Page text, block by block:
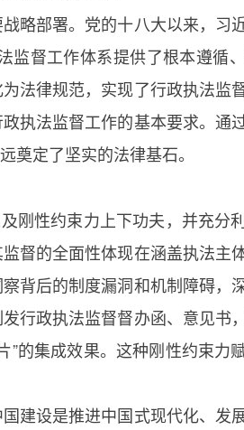
略部署。党的十八大以来，习
督工作体系提供了根本遵循
法律规范，实现了行政执法监
执法监督工作的基本要求。通
奠定了坚实的法律基石。
刚性约束力上下功夫，并充分
督的全面性体现在涵盖执法主
背后的制度漏洞和机制障碍，
行政执法监督督办函、意见书
的集成效果。这种刚性约束力
建设是推进中国式现代化、发